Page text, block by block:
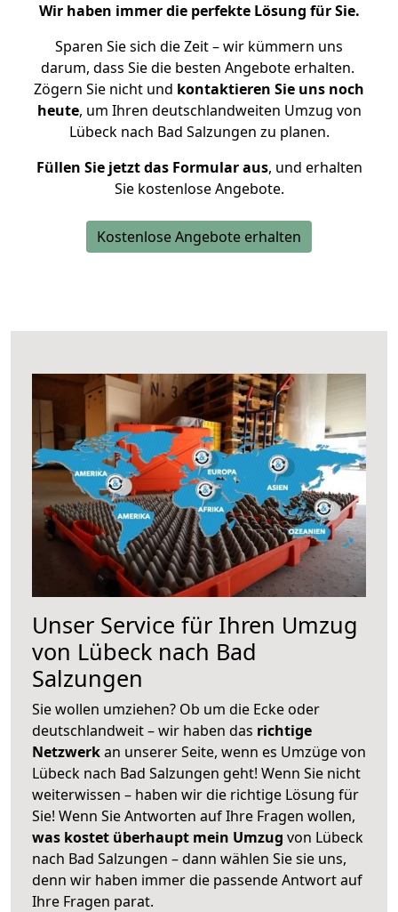
Wir haben immer die perfekte Lösung für Sie.
Sparen Sie sich die Zeit – wir kümmern uns
darum, dass Sie die besten Angebote erhalten.
Zögern Sie nicht und kontaktieren Sie uns noch
heute, um Ihren deutschlandweiten Umzug von
Lübeck nach Bad Salzungen zu planen.
Füllen Sie jetzt das Formular aus, und erhalten
Sie kostenlose Angebote.
Kostenlose Angebote erhalten
Unser Service für Ihren Umzug
von Lübeck nach Bad
Salzungen
Sie wollen umziehen? Ob um die Ecke oder
deutschlandweit – wir haben das richtige
Netzwerkan unserer Seite, wenn es Umzüge von
Lübeck nach Bad Salzungen geht! Wenn Sie nicht
weiterwissen – haben wir die richtige Lösung für
Sie! Wenn Sie Antworten auf Ihre Fragen wollen,
was kostet überhaupt mein Umzug von Lübeck
nach Bad Salzungen – dann wählen Sie sie uns,
denn wir haben immer die passende Antwort auf
Ihre Fragen parat.